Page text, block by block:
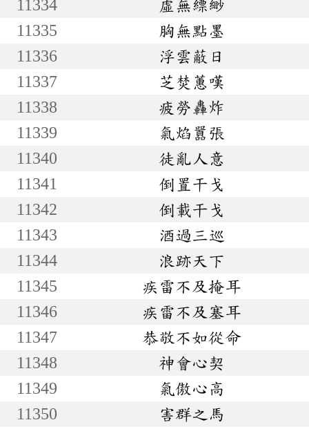
11334
虛無縹緲
11335
胸無點墨
11336
浮雲蔽日
11337
芝焚蕙嘆
11338
疲勞轟炸
11339
氣焰囂張
11340
徒亂人意
11341
倒置干戈
11342
倒載干戈
11343
酒過三巡
11344
浪跡天下
11345
疾雷不及掩耳
11346
疾雷不及塞耳
11347
恭敬不如從命
11348
神會心契
11349
氣傲心高
11350
害群之馬